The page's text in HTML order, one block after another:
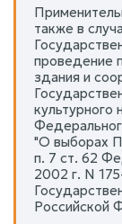
также в
проведение
здания и
"О выборах
п. 7 ст. 62
2002 г. N
Российской